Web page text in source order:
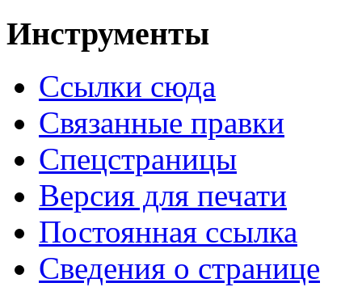
Инструменты
Ссылки сюда
Связанные правки
Спецстраницы
Версия для печати
Постоянная ссылка
Сведения о странице